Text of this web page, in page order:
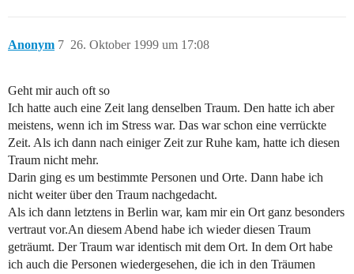
Anonym 26. Oktober 1999 um 17:08
7
Geht mir auch oft so
Ich hatte auch eine Zeit lang denselben Traum. Den hatte ich aber
meistens, wenn ich im Stress war. Das war schon eine verrückte
Zeit. Als ich dann nach einiger Zeit zur Ruhe kam, hatte ich diesen
Traum nicht mehr.
Darin ging es um bestimmte Personen und Orte. Dann habe ich
nicht weiter über den Traum nachgedacht.
Als ich dann letztens in Berlin war, kam mir ein Ort ganz besonders
vertraut vor.An diesem Abend habe ich wieder diesen Traum
geträumt. Der Traum war identisch mit dem Ort. In dem Ort habe
ich auch die Personen wiedergesehen, die ich in den Träumen